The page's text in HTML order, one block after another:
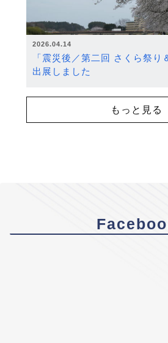
2026.04.14
「震災後／第二回 さくら祭り
出展しました
もっと見る